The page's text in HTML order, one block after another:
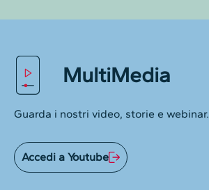
MultiMedia
Guarda i nostri video, storie e webinar.
Accedi a Youtube